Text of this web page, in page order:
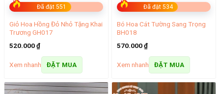
Đã đặt 551
Giỏ Hoa Hồng Đỏ Nhỏ Tặng Khai
Trương GH017
520.000₫
Xem nhanh ĐẶT MUA
Đã đặt 534
Bó Hoa Cát Tường Sang Trọng
BH018
570.000₫
Xem nhanh ĐẶT MUA